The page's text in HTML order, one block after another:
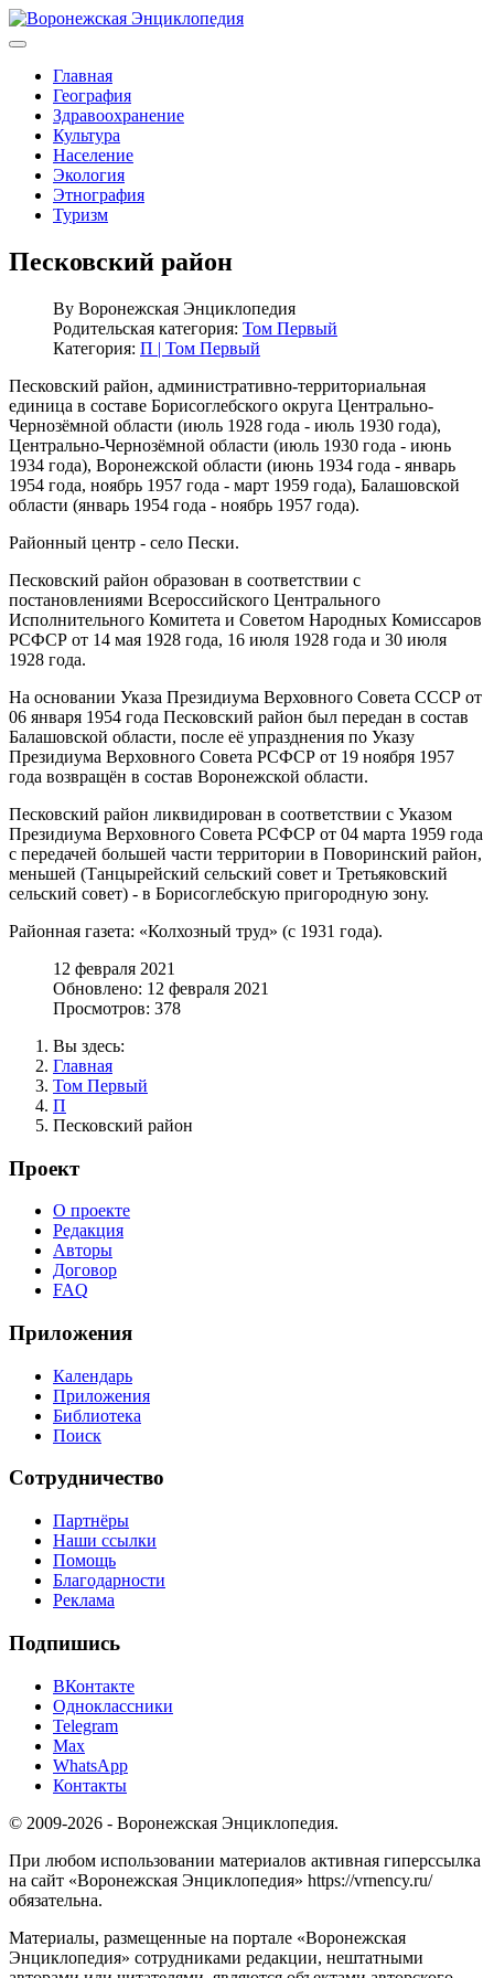
Главная
География
Здравоохранение
Культура
Население
Экология
Этнография
Туризм
Песковский район
By Воронежская Энциклопедия
Родительская категория: Том Первый
Категория: П | Том Первый
Песковский район, административно-территориальная
единица в составе Борисоглебского округа Центрально-
Чернозёмной области (июль 1928 года - июль 1930 года),
Центрально-Чернозёмной области (июль 1930 года - июнь
1934 года), Воронежской области (июнь 1934 года - январь
1954 года, ноябрь 1957 года - март 1959 года), Балашовской
области (январь 1954 года - ноябрь 1957 года).
Районный центр - село Пески.
Песковский район образован в соответствии с
постановлениями Всероссийского Центрального
Исполнительного Комитета и Советом Народных Комиссаров
РСФСР от 14 мая 1928 года, 16 июля 1928 года и 30 июля
1928 года.
На основании Указа Президиума Верховного Совета СССР от
06 января 1954 года Песковский район был передан в состав
Балашовской области, после её упразднения по Указу
Президиума Верховного Совета РСФСР от 19 ноября 1957
года возвращён в состав Воронежской области.
Песковский район ликвидирован в соответствии с Указом
Президиума Верховного Совета РСФСР от 04 марта 1959 года
с передачей большей части территории в Поворинский район,
меньшей (Танцырейский сельский совет и Третьяковский
сельский совет) - в Борисоглебскую пригородную зону.
Районная газета: «Колхозный труд» (с 1931 года).
12 февраля 2021
Обновлено: 12 февраля 2021
Просмотров: 378
Вы здесь:
Главная
Том Первый
П
Песковский район
Проект
О проекте
Редакция
Авторы
Договор
FAQ
Приложения
Календарь
Приложения
Библиотека
Поиск
Сотрудничество
Партнёры
Наши ссылки
Помощь
Благодарности
Реклама
Подпишись
ВКонтакте
Одноклассники
Telegram
Max
WhatsApp
Контакты
© 2009-2026 - Воронежская Энциклопедия.
При любом использовании материалов активная гиперссылка
на сайт «Воронежская Энциклопедия» https://vrnency.ru/
обязательна.
Материалы, размещенные на портале «Воронежская
Энциклопедия» сотрудниками редакции, нештатными